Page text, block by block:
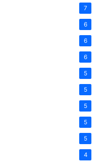
7
6
6
6
5
5
5
5
5
4